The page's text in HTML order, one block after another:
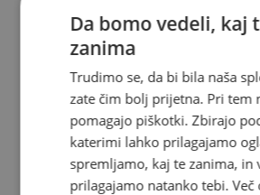
Da bomo vedeli, kaj
zanima
Trudimo se, da bi bila naša
zate čim bolj prijetna. Pri tem
pomagajo piškotki. Zbirajo
katerimi lahko prilagajamo
spremljamo, kaj te zanima, in
prilagajamo natanko tebi. Več